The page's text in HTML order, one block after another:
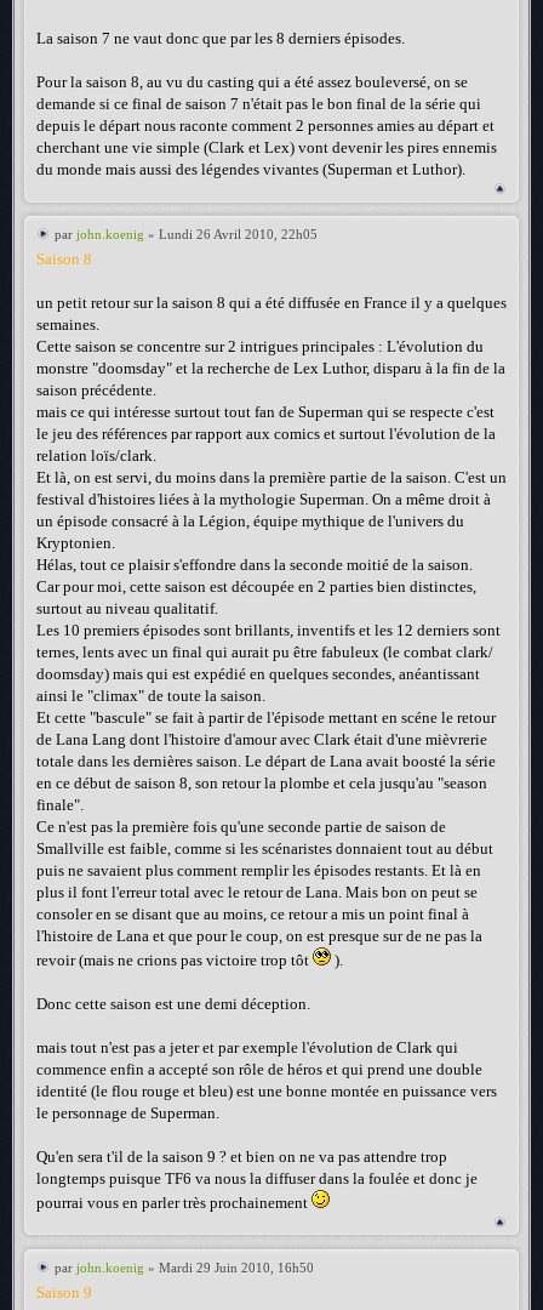
La saison 7 ne vaut donc que par les 8 derniers épisodes.
Pour la saison 8, au vu du casting qui a été assez bouleversé, on se
demande si ce final de saison 7 n'était pas le bon final de la série qui
depuis le départ nous raconte comment 2 personnes amies au départ et
cherchant une vie simple (Clark et Lex) vont devenir les pires ennemis
du monde mais aussi des légendes vivantes (Superman et Luthor).
par john.koenig » Lundi 26 Avril 2010, 22h05
Saison 8
un petit retour sur la saison 8 qui a été diffusée en France il y a quelques
semaines.
Cette saison se concentre sur 2 intrigues principales : L'évolution du
monstre "doomsday" et la recherche de Lex Luthor, disparu à la fin de la
saison précédente.
mais ce qui intéresse surtout tout fan de Superman qui se respecte c'est
le jeu des références par rapport aux comics et surtout l'évolution de la
relation loïs/clark.
Et là, on est servi, du moins dans la première partie de la saison. C'est un
festival d'histoires liées à la mythologie Superman. On a même droit à
un épisode consacré à la Légion, équipe mythique de l'univers du
Kryptonien.
Hélas, tout ce plaisir s'effondre dans la seconde moitié de la saison.
Car pour moi, cette saison est découpée en 2 parties bien distinctes,
surtout au niveau qualitatif.
Les 10 premiers épisodes sont brillants, inventifs et les 12 derniers sont
ternes, lents avec un final qui aurait pu être fabuleux (le combat clark/
doomsday) mais qui est expédié en quelques secondes, anéantissant
ainsi le "climax" de toute la saison.
Et cette "bascule" se fait à partir de l'épisode mettant en scéne le retour
de Lana Lang dont l'histoire d'amour avec Clark était d'une mièvrerie
totale dans les dernières saison. Le départ de Lana avait boosté la série
en ce début de saison 8, son retour la plombe et cela jusqu'au "season
finale".
Ce n'est pas la première fois qu'une seconde partie de saison de
Smallville est faible, comme si les scénaristes donnaient tout au début
puis ne savaient plus comment remplir les épisodes restants. Et là en
plus il font l'erreur total avec le retour de Lana. Mais bon on peut se
consoler en se disant que au moins, ce retour a mis un point final à
l'histoire de Lana et que pour le coup, on est presque sur de ne pas la
revoir (mais ne crions pas victoire trop tôt
).
Donc cette saison est une demi déception.
mais tout n'est pas a jeter et par exemple l'évolution de Clark qui
commence enfin a accepté son rôle de héros et qui prend une double
identité (le flou rouge et bleu) est une bonne montée en puissance vers
le personnage de Superman.
Qu'en sera t'il de la saison 9 ? et bien on ne va pas attendre trop
longtemps puisque TF6 va nous la diffuser dans la foulée et donc je
pourrai vous en parler très prochainement
par john.koenig » Mardi 29 Juin 2010, 16h50
Saison 9